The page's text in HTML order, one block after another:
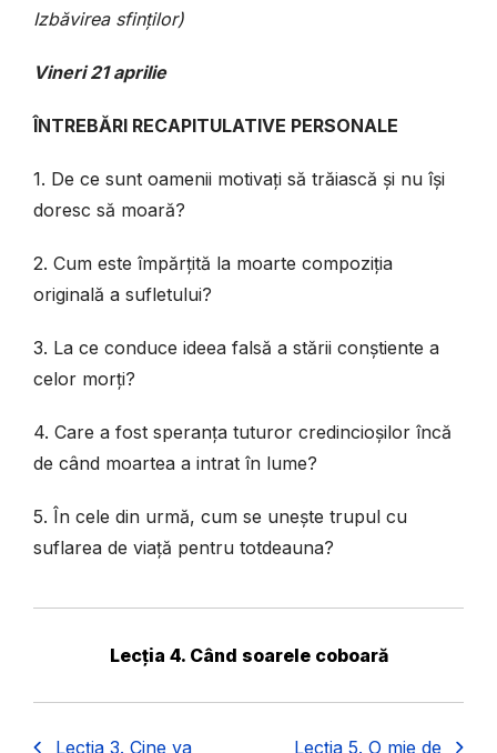
Izbăvirea sfinților)
Vineri 21 aprilie
ÎNTREBĂRI RECAPITULATIVE PERSONALE
1. De ce sunt oamenii motivați să trăiască și nu își
doresc să moară?
2. Cum este împărțită la moarte compoziția
originală a sufletului?
3. La ce conduce ideea falsă a stării conștiente a
celor morți?
4. Care a fost speranța tuturor credincioșilor încă
de când moartea a intrat în lume?
5. În cele din urmă, cum se unește trupul cu
suflarea de viață pentru totdeauna?
Lecția 4. Când soarele coboară
Lecția 3. Cine va Lecția 5. O mie de